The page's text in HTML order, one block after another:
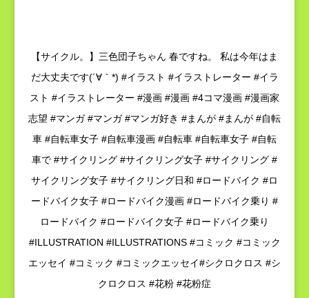
【サイクル。】三色団子ちゃん 春ですね。 私は今年はま
だ大丈夫です(´∀｀*) #イラスト #イラストレーター #イラ
スト #イラストレーター #漫画 #漫画 #4コマ漫画 #漫画家
志望 #マンガ #マンガ #マンガ好き #まんが #まんが #自転
車 #自転車女子 #自転車漫画 #自転車 #自転車女子 #自転
車で #サイクリング #サイクリング女子 #サイクリング #
サイクリング女子 #サイクリング日和 #ロードバイク #ロ
ードバイク女子 #ロードバイク漫画 #ロードバイク乗り #
ロードバイク #ロードバイク女子 #ロードバイク乗り
#ILLUSTRATION #ILLUSTRATIONS #コミック #コミック
エッセイ #コミック #コミックエッセイ#シクロクロス #シ
クロクロス #花粉 #花粉症